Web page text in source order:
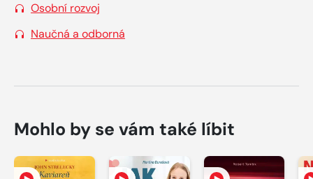
Osobní rozvoj
Naučná a odborná
Mohlo by se vám také líbit